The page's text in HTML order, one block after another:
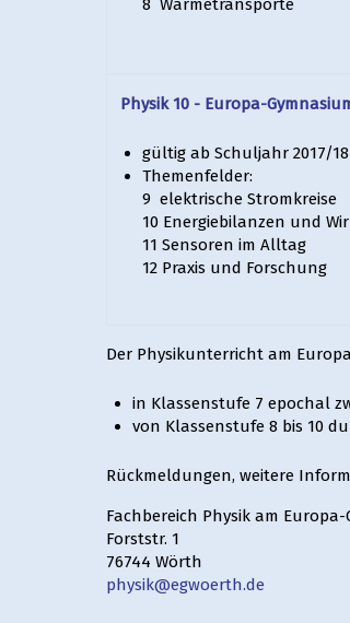
8 Wärmetransporte
Physik 10 - Europa-
gültig ab Schuljahr 2017/18
Themenfelder:
9 elektrische Stromkreise
10 Energiebilanzen und
11 Sensoren im Alltag
12 Praxis und Forschung
Der Physikunterricht am
in Klassenstufe 7 epochal
von Klassenstufe 8 bis 10
Rückmeldungen, weitere
Fachbereich Physik am Europa-
Forststr. 1
76744 Wörth
physik@egwoerth.de